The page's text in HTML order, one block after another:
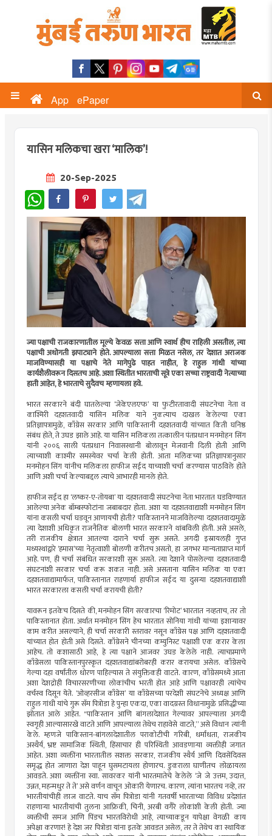
App ePaper
यासिन मलिकचा खरा ‘मालिक’!
20-Sep-2025
WhatsApp
ज्या पक्षाची राजकारणातील मूल्ये केवळ सत्ता आणि स्वार्थ हीच राहिली असतील, त्या
पक्षाची अधोगती झपाट्याने होते. आपल्याला सत्ता मिळत नसेल, तर देशात अराजक
माजविण्यासही या पक्षाचे नेते मागेपुढे पाहत नाहीत, हे राहुल गांधी यांच्या
कार्यशैलीवरून दिसतच आहे. अशा स्थितीत भारताची सूत्रे एका सच्चा राष्ट्रवादी नेत्याच्या
हाती आहेत, हे भारताचे सुदैवच म्हणायला हवे.
भारत सरकारने बंदी घातलेल्या ‘जेकेएलएफ’ या फुटीरतावादी संघटनेचा नेता व
काश्मिरी दहशतवादी यासिन मलिक याने नुकत्याच दाखल केलेल्या एका
प्रतिज्ञापत्रामुळे, काँग्रेस सरकार आणि पाकिस्तानी दहशतवादी यांच्यात किती घनिष्ठ
संबंध होते, ते उघड झाले आहे. या यासिन मलिकला तत्कालीन पंतप्रधान मनमोहन सिंग
यांनी २००६ साली पंतप्रधान निवासस्थानी बोलावून मेजवानी दिली होती आणि
त्याच्याशी काश्मीर समस्येवर चर्चा केली होती. आता मलिकच्या प्रतिज्ञापत्रानुसार
मनमोहन सिंग यांनीच मलिकला हाफीज सईद याच्याशी चर्चा करण्यास पाठविले होते
आणि अशी चर्चा केल्याबद्दल त्याचे आभारही मानले होते.
हाफीज सईद हा ‘लष्कर-ए-तोयबा’ या दहशतवादी संघटनेचा नेता भारतात घडविण्यात
आलेल्या अनेक बॉम्बस्फोटांना जबाबदार होता. अशा या दहशतवाद्याशी मनमोहन सिंग
यांना कसली चर्चा घडवून आणायची होती? पाकिस्तानने माजविलेल्या दहशतवादामुळे
त्या देशाशी अधिकृत राजनैतिक बोलणी भारत सरकारने थांबविली होती. असे असले,
तरी राजकीय क्षेत्रात आतल्या दाराने चर्चा सुरू असते. अगदी इस्रायलही गुप्त
मध्यस्थांद्वारे ‘हमास’च्या नेतृत्वाशी बोलणी करीतच असतो, हा जगभर मान्यताप्राप्त मार्ग
आहे. पण, ही चर्चा संबंधित सरकारशी सुरू असते. त्या देशाने पोसलेल्या दहशतवादी
संघटनांशी सरकार चर्चा करू शकत नाही. असे असताना यासिन मलिक या एका
दहशतवाद्यामार्फत, पाकिस्तानात राहणार्या हाफीज सईद या दुसऱ्या दहशतवाद्याशी
भारत सरकारला कसली चर्चा करायची होती?
यावरून इतकेच दिसते की, मनमोहन सिंग सरकारचा ‘रिमोट’ भारतात नव्हताच, तर तो
पाकिस्तानात होता. अर्थात मनमोहन सिंग हेच भारतात सोनिया गांधी यांच्या इशाऱ्यावर
काम करीत असल्याने, ही चर्चा सरकारी स्तरावर नसून काँग्रेस पक्ष आणि दहशतवादी
यांच्यात होत होती असे दिसते. काँग्रेसने चीनच्या कम्युनिस्ट पक्षाशी एक करार केला
आहेच. तो कशासाठी आहे, हे त्या पक्षाने आजवर उघड केलेले नाही. त्याचप्रमाणे
काँग्रेसला पाकिस्तानपुरस्कृत दहशतवाद्यांबरोबरही करार करायचा असेल. काँग्रेसचे
गेल्या दहा वर्षांतील धोरण पाहिल्यास ते संयुक्तिकही वाटते. कारण, काँग्रेसमध्ये आता
अशा देशद्रोही विचारसरणीच्या लोकांचीच भरती होत आहे आणि पक्षावरही त्यांचेच
वर्चस्व दिसून येते. ‘ओव्हरसीज काँग्रेस’ या काँग्रेसच्या परदेशी संघटनेचे अध्यक्ष आणि
राहुल गांधी यांचे गुरू सॅम पित्रोडा हे पुन्हा एकदा, एका वादग्रस्त विधानामुळे प्रसिद्धीच्या
झोतात आले आहेत. "पाकिस्तान आणि बांगलादेशात गेल्यावर आपल्याला अगदी
स्वगृही आल्यासारखे वाटते आणि आपल्याला तेथेच राहावेसे वाटते,” असे विधान त्यांनी
केले. म्हणजे पाकिस्तान-बांगलादेशातील पराकोटीची गरिबी, धर्मांधता, राजकीय
अस्थैर्य, भ्रष्ट सामाजिक स्थिती, हिंसाचार ही परिस्थिती आवडणाऱ्या व्यक्तीही जगात
आहेत. अशा व्यक्तींना भारतातील सशक्त सरकार, राजकीय स्थैर्य आणि दिवसेंदिवस
समृद्ध होत जाणारा देश पाहून घुसमटायला होणारच. डुकराला घाणीतच लोळायला
आवडते. अशा व्यक्तींना स्वा. सावरकर यांनी भारतमातेचे केलेले ‘जे जे उत्तम, उदात्त,
उन्नत, महन्मधुर ते ते’ असे वर्णन वाचून ओकारी येणारच. कारण, त्यांना भारतच नव्हे, तर
भारतीयांचीही लाज वाटते. याच सॅम पित्रोडा यांनी गतवर्षी भारताच्या विविध प्रदेशांत
राहणाऱ्या भारतीयांची तुलना आफ्रिकी, चिनी, अरबी वगैरे लोकांशी केली होती. ज्या
व्यक्तीची समज आणि पिंडच भारतविरोधी आहे, त्याच्याकडून यापेक्षा वेगळी काय
अपेक्षा करणार! हे देश जर पित्रोडा यांना इतके आवडत असेल, तर ते तेथेच का स्थायिक